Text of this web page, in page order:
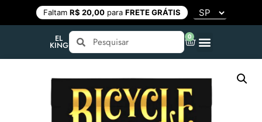
Faltam R$ 20,00para FRETE GRÁTIS
EL
KING
0